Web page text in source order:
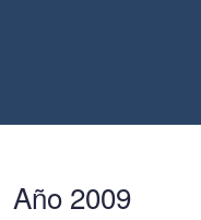
Año 2009